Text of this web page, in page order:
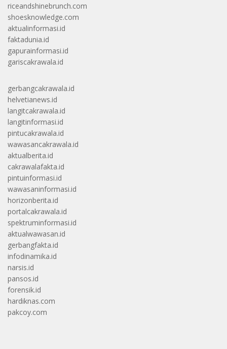
riceandshinebrunch.com
shoesknowledge.com
aktualinformasi.id
faktadunia.id
gapurainformasi.id
gariscakrawala.id
gerbangcakrawala.id
helvetianews.id
langitcakrawala.id
langitinformasi.id
pintucakrawala.id
wawasancakrawala.id
aktualberita.id
cakrawalafakta.id
pintuinformasi.id
wawasaninformasi.id
horizonberita.id
portalcakrawala.id
spektruminformasi.id
aktualwawasan.id
gerbangfakta.id
infodinamika.id
narsis.id
pansos.id
forensik.id
hardiknas.com
pakcoy.com